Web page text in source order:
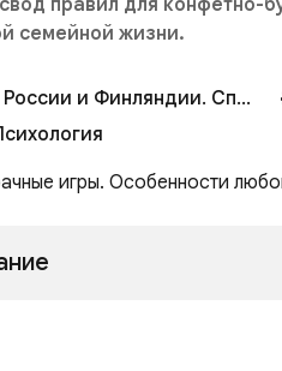
правил для конфетно-
семейной жизни.
России и Финляндии.